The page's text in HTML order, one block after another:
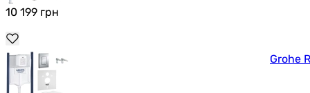
10 199 грн
Grohe